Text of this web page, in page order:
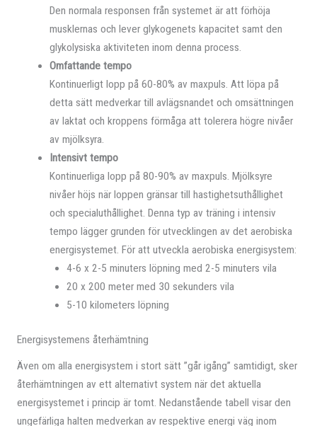
Den normala responsen från systemet är att förhöja
musklernas och lever glykogenets kapacitet samt den
glykolysiska aktiviteten inom denna process.
Omfattande tempo
Kontinuerligt lopp på 60-80% av maxpuls. Att löpa på
detta sätt medverkar till avlägsnandet och omsättningen
av laktat och kroppens förmåga att tolerera högre nivåer
av mjölksyra.
Intensivt tempo
Kontinuerliga lopp på 80-90% av maxpuls. Mjölksyre
nivåer höjs när loppen gränsar till hastighetsuthållighet
och specialuthållighet. Denna typ av träning i intensiv
tempo lägger grunden för utvecklingen av det aerobiska
energisystemet. För att utveckla aerobiska energisystem:
4-6 x 2-5 minuters löpning med 2-5 minuters vila
20 x 200 meter med 30 sekunders vila
5-10 kilometers löpning
Energisystemens återhämtning
Även om alla energisystem i stort sätt ”går igång” samtidigt, sker
återhämtningen av ett alternativt system när det aktuella
energisystemet i princip är tomt. Nedanstående tabell visar den
ungefärliga halten medverkan av respektive energi väg inom